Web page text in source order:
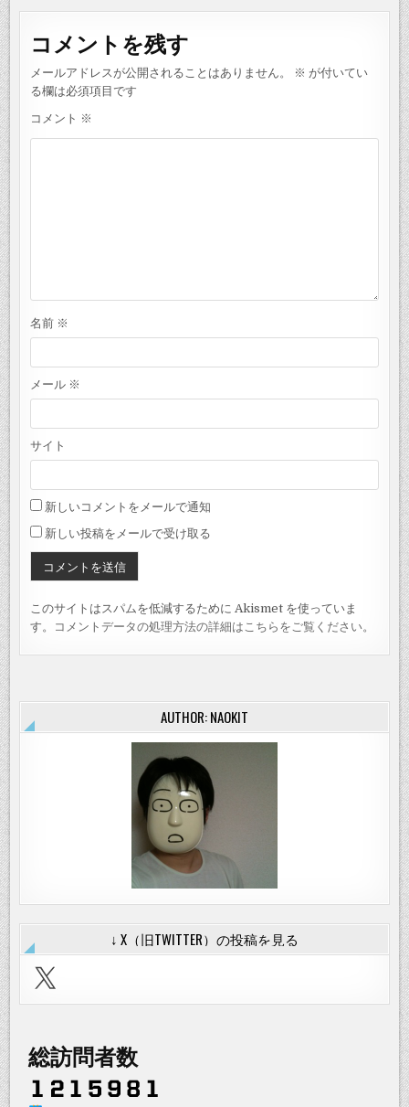
ゲ
ー
シ
ョ
コメントを残す
メールアドレスが公開されることはありません。 ※ が付いてい
る欄は必須項目です
コメント ※
名前 ※
メール ※
サイト
新しいコメントをメールで通知
新しい投稿をメールで受け取る
このサイトはスパムを低減するために Akismet を使っていま
す。
コメントデータの処理方法の詳細はこちらをご覧ください。
AUTHOR: NAOKIT
↓ X（旧TWITTER）の投稿を見る
X
総訪問者数